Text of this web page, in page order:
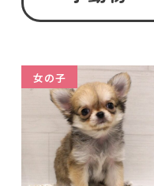
女の子